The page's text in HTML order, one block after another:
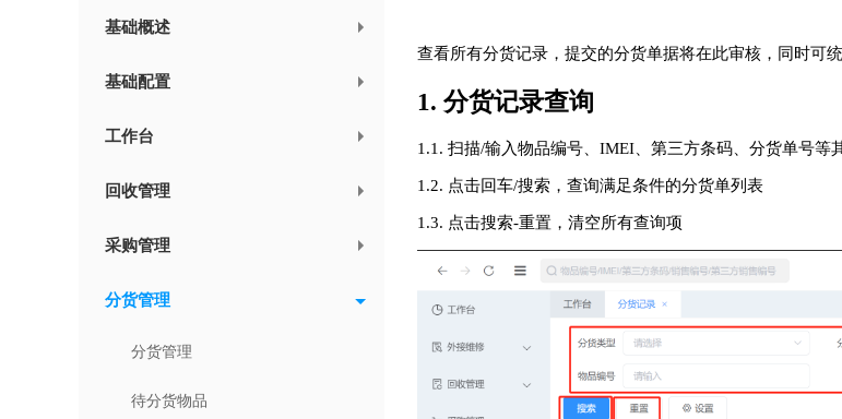
基础概述
基础配置
工作台
回收管理
采购管理
分货管理
分货管理
待分货物品
查看所有分货记录，提交的分货单据将在此审核，同时可
1. 分货记录查询
1.1. 扫描/输入物品编号、IMEI、第三方条码、分货单号等
1.2. 点击回车/搜索，查询满足条件的分货单列表
1.3. 点击搜索-重置，清空所有查询项